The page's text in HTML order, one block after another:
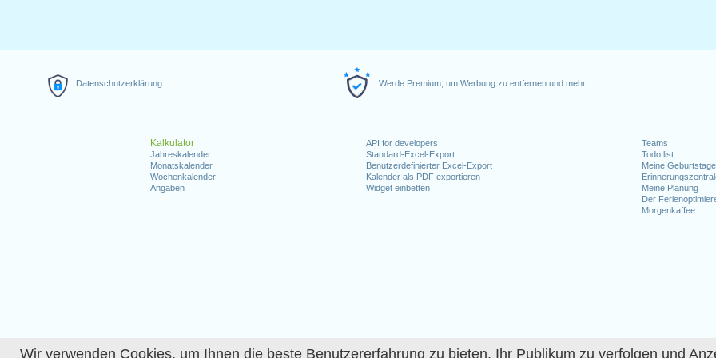
Wir verwenden Cookies, um Ihnen die beste Benutzererfahrung zu bieten, Ihr Publikum zu verfolgen und
Datenschutzerklärung Werde Premium, um Werbung zu entfernen und mehr
Kalkulator
Jahreskalender
Monatskalender
Wochenkalender
Angaben
API for developers
Standard-Excel-Export
Benutzerdefinierter Excel-Export
Kalender als PDF exportieren
Widget einbetten
Teams
Todo list
Meine Geburtstage
Meine Planung
Der
Morgenkaffee